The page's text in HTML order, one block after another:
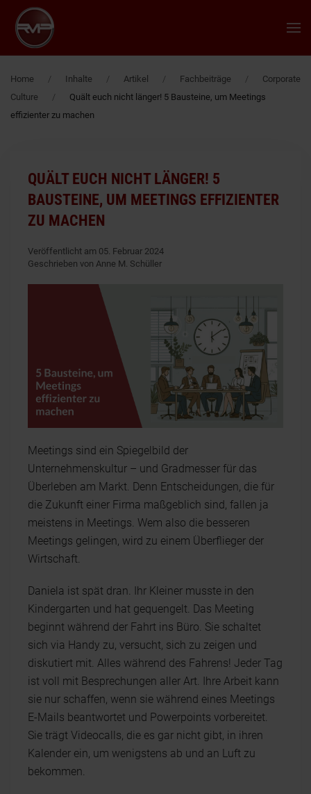
Zum Hauptinhalt springen
Home Inhalte Artikel Fachbeiträge
Corporate
Culture
Quält euch nicht länger! 5 Bausteine, um Meetings
effizienter zu machen
QUÄLT EUCH NICHT LÄNGER! 5
BAUSTEINE, UM MEETINGS EFFIZIENTER
ZU MACHEN
Veröffentlicht am 05. Februar 2024
Geschrieben von Anne M. Schüller
Meetings sind ein Spiegelbild der
Unternehmenskultur – und Gradmesser für das
Überleben am Markt. Denn Entscheidungen, die für
die Zukunft einer Firma maßgeblich sind, fallen ja
meistens in Meetings. Wem also die besseren
Meetings gelingen, wird zu einem Überflieger der
Wirtschaft.
Daniela ist spät dran. Ihr Kleiner musste in den
Kindergarten und hat gequengelt. Das Meeting
beginnt während der Fahrt ins Büro. Sie schaltet
sich via Handy zu, versucht, sich zu zeigen und
diskutiert mit. Alles während des Fahrens! Jeder Tag
ist voll mit Besprechungen aller Art. Ihre Arbeit kann
sie nur schaffen, wenn sie während eines Meetings
E-Mails beantwortet und Powerpoints vorbereitet.
Sie trägt Videocalls, die es gar nicht gibt, in ihren
Kalender ein, um wenigstens ab und an Luft zu
bekommen.